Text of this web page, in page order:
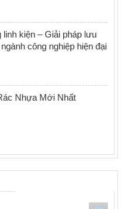
kiện – Giải pháp lưu
công nghiệp hiện đại
Nhựa Mới Nhất